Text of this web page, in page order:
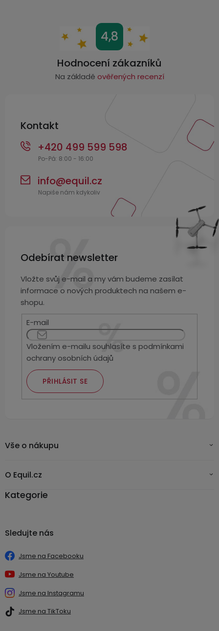
4,8
Hodnocení zákazníků
Na základě ověřených recenzí
Kontakt
info@equil.cz
+420 499 599 598
Odebírat newsletter
Vložte svůj e-mail a my vám budeme zasílat
informace o nových produktech na našem e-
shopu.
E-mail
Vložením e-mailu souhlasíte spodmínkami
ochrany osobních údajů
PŘIHLÁSIT SE
Vše o nákupu
O Equil.cz
Kategorie
Sledujte nás
Jsme na Facebooku
Jsme na Youtube
Jsme na Instagramu
Jsme na TikToku